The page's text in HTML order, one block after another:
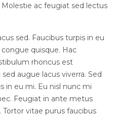
ac feugiat sed lectus
sed. Faucibus turpis in eu
quisque. Hac
rhoncus est
augue lacus viverra. Sed
in eu mi. Eu nisl nunc mi
Feugiat in ante metus
vitae purus faucibus